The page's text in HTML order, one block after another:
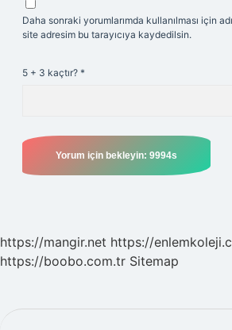
Daha sonraki yorumlarımda kullanılması için
site adresim bu tarayıcıya kaydedilsin.
5 + 3 kaçtır? *
https://mangir.net https://
https://boobo.com.tr Sitemap